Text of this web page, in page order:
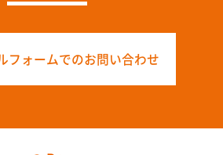
フォームでのお問い合わせ